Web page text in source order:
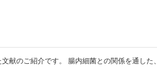
献のご紹介です。 腸内細菌との関係を通した